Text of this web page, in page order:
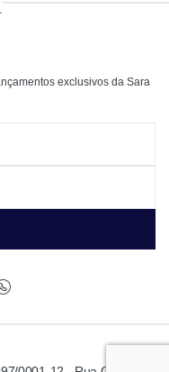
exclusivos da Sara